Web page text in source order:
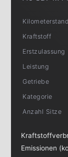
Kilometerstand
Kraftstoff
Erstzulassung
Leistung
Getriebe
Kategorie
Anzahl Sitze
Emissionen